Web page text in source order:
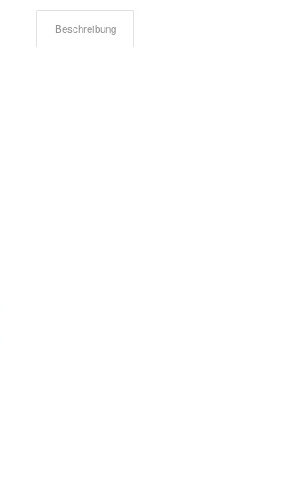
Beschreibung